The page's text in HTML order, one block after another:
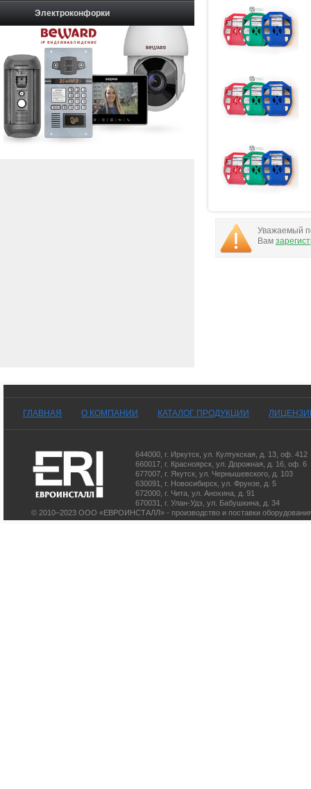
Уважаемый
Вам
Электроконфорки
ГЛАВНАЯ О КОМПАНИИ КАТАЛОГ ПРОДУКЦИИ
644000 г. Иркутск ул. Култукская, д. 13 , оф. 412
660017 г. Красноярск ул. Дорожная, д. 16, оф. 6
677007 г. Якутск ул. Чернышевского, д. 103
630091
г. Новосибирск ул. Фрунзе, д. 5
672000 г. Чита ул. Анохина, д. 91
670031
г. Улан-Удэ ул. Бабушкина, д. 34
© 2010–2023 ООО «ЕВРОИНСТАЛЛ» - производство и поставки оборудования